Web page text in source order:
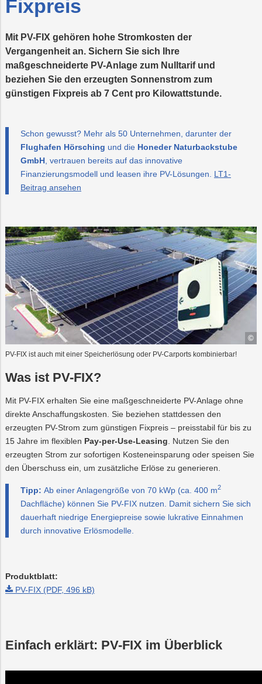
KälteMobilität
Abschied
Online-
LINZ
Fixpreis
Mit PV-FIX gehören hohe Stromkosten der
Vergangenheit an. Sichern Sie sich Ihre
maßgeschneiderte PV-Anlage zum Nulltarif und
beziehen Sie den erzeugten Sonnenstrom zum
günstigen Fixpreis ab 7 Cent pro Kilowattstunde.
Schon gewusst? Mehr als 50 Unternehmen, darunter der
Flughafen Hörsching und die Honeder Naturbackstube
GmbH , vertrauen bereits auf das innovative
Finanzierungsmodell und leasen ihre PV-Lösungen. LT1-
Beitrag ansehen
PV-FIX ist auch mit einer Speicherlösung oder PV-Carports kombinierbar!
Was ist PV-FIX?
Mit PV-FIX erhalten Sie eine maßgeschneiderte PV-Anlage ohne
direkte Anschaffungskosten. Sie beziehen stattdessen den
erzeugten PV-Strom zum günstigen Fixpreis – preisstabil für bis zu
15 Jahre im flexiblen Pay-per-Use-Leasing . Nutzen Sie den
erzeugten Strom zur sofortigen Kosteneinsparung oder speisen Sie
den Überschuss ein, um zusätzliche Erlöse zu generieren.
Tipp: Ab einer Anlagengröße von 70 kWp (ca. 400 m2
Dachfläche) können Sie PV-FIX nutzen. Damit sichern Sie sich
dauerhaft niedrige Energiepreise sowie lukrative Einnahmen
durch innovative Erlösmodelle.
Produktblatt:
PV-FIX (PDF, 496 kB)
Einfach erklärt: PV-FIX im Überblick